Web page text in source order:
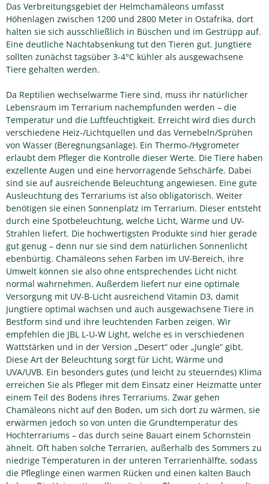
Das Verbreitungsgebiet der Helmchamäleons umfasst
Höhenlagen zwischen 1200 und 2800 Meter in Ostafrika, dort
halten sie sich ausschließlich in Büschen und im Gestrüpp auf.
Eine deutliche Nachtabsenkung tut den Tieren gut. Jungtiere
sollten zunächst tagsüber 3-4°C kühler als ausgewachsene
Tiere gehalten werden.
Da Reptilien wechselwarme Tiere sind, muss ihr natürlicher
Lebensraum im Terrarium nachempfunden werden – die
Temperatur und die Luftfeuchtigkeit. Erreicht wird dies durch
verschiedene Heiz-/Lichtquellen und das Vernebeln/Sprühen
von Wasser (Beregnungsanlage). Ein Thermo-/Hygrometer
erlaubt dem Pfleger die Kontrolle dieser Werte. Die Tiere haben
exzellente Augen und eine hervorragende Sehschärfe. Dabei
sind sie auf ausreichende Beleuchtung angewiesen. Eine gute
Ausleuchtung des Terrariums ist also obligatorisch. Weiter
benötigen sie einen Sonnenplatz im Terrarium. Dieser entsteht
durch eine Spotbeleuchtung, welche Licht, Wärme und UV-
Strahlen liefert. Die hochwertigsten Produkte sind hier gerade
gut genug – denn nur sie sind dem natürlichen Sonnenlicht
ebenbürtig. Chamäleons sehen Farben im UV-Bereich, ihre
Umwelt können sie also ohne entsprechendes Licht nicht
normal wahrnehmen. Außerdem liefert nur eine optimale
Versorgung mit UV-B-Licht ausreichend Vitamin D3, damit
Jungtiere optimal wachsen und auch ausgewachsene Tiere in
Bestform sind und ihre leuchtenden Farben zeigen. Wir
empfehlen die JBL L-U-W Light, welche es in verschiedenen
Wattstärken und in der Version „Desert“ oder „Jungle“ gibt.
Diese Art der Beleuchtung sorgt für Licht, Wärme und
UVA/UVB. Ein besonders gutes (und leicht zu steuerndes) Klima
erreichen Sie als Pfleger mit dem Einsatz einer Heizmatte unter
einem Teil des Bodens ihres Terrariums. Zwar gehen
Chamäleons nicht auf den Boden, um sich dort zu wärmen, sie
erwärmen jedoch so von unten die Grundtemperatur des
Hochterrariums – das durch seine Bauart einem Schornstein
ähnelt. Oft haben solche Terrarien, außerhalb des Sommers zu
niedrige Temperaturen in der unteren Terrarienhälfte, sodass
die Pfleglinge einen warmen Rücken und einen kalten Bauch